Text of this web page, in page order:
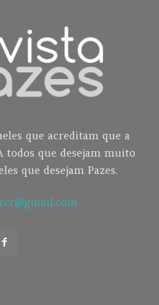
que acreditam que a
todos que desejam muito
que desejam Pazes.